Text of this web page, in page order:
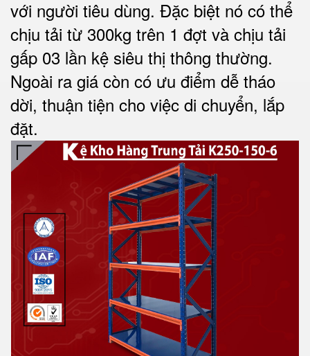
với người tiêu dùng. Đặc biệt nó có thể
chịu tải từ 300kg trên 1 đợt và chịu tải
gấp 03 lần kệ siêu thị thông thường.
Ngoài ra giá còn có ưu điểm dễ tháo
dời, thuận tiện cho việc di chuyển, lắp
đặt.